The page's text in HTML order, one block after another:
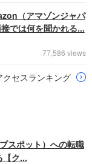
（アマゾンジャパ
では何を聞かれる...
77,586 views
クセスランキング
スポット）への転職
【ク...